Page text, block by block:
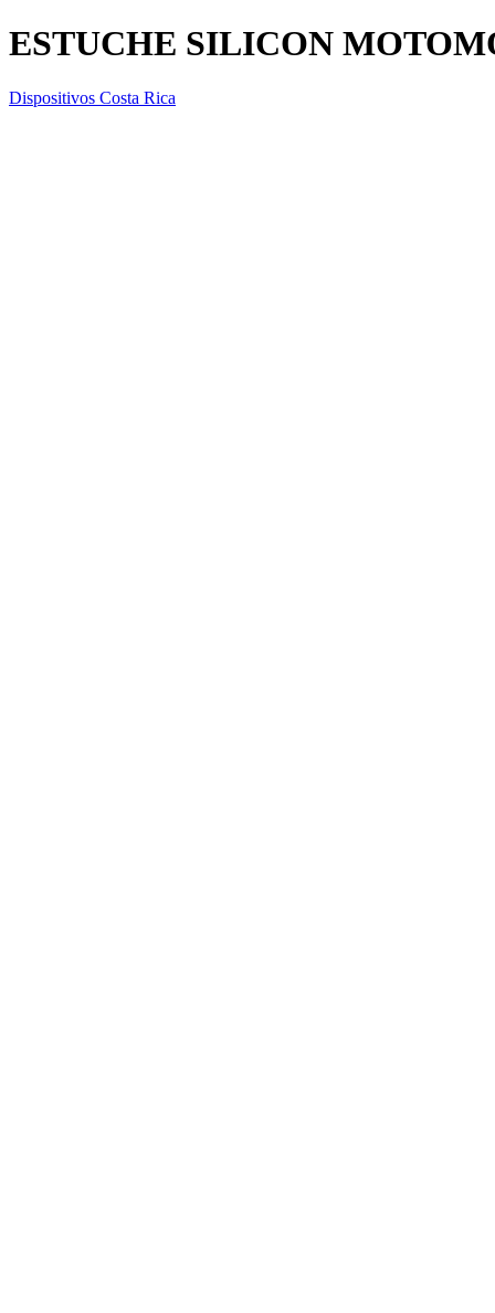
ESTUCHE SILICON
Dispositivos Costa Rica